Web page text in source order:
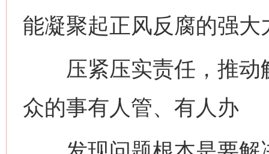
能凝聚起正风反腐的强大
压紧压实责任，推动
众的事有人管、有人办